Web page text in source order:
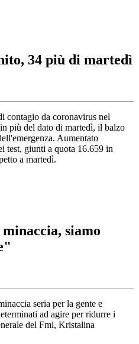
34 più di martedì
contagio da coronavirus nel
più del dato di martedì, il balzo
Aumentato
test, giunti a quota 16.659 in
a martedì.
siamo
seria per la gente e
ad agire per ridurre i
del Fmi, Kristalina